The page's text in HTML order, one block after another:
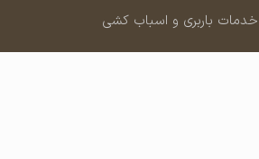
باربری و اسباب کشی